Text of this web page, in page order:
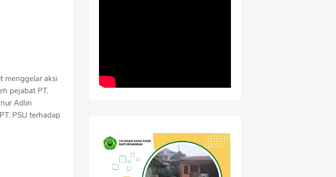
menggelar aksi
pejabat PT.
Adlin
PSU terhadap